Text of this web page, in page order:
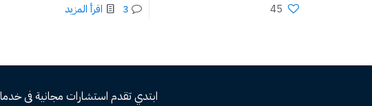
45
3 اقرأ المزيد
ابتدي تقدم استشارات مجانية فى خدمات